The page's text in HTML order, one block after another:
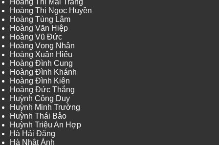
Hoàng Thị Mai Trang
Hoàng Thị Ngọc Huyền
Hoàng Tùng Lâm
Hoàng Văn Hiệp
Hoàng Vũ Đức
Hoàng Vọng Nhân
Hoàng Xuân Hiếu
Hoàng Đình Cung
Hoàng Đình Khánh
Hoàng Đình Kiên
Hoàng Đức Thắng
Huỳnh Công Duy
Huỳnh Minh Trường
Huỳnh Thái Bảo
Huỳnh Triệu An Hợp
Hà Hải Đăng
Hà Nhật Ánh